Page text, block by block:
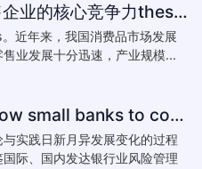
论如何提升我国本土零售企业的核心竞争力thesis:The theory of how to improve the core competitiveness of domestic retail e
近年来，我国消费品市场发展
业发展十分迅速，产业规模...
小型银行如何控制风险How small banks to control risk
实践日新月异发展变化的过程
际、国内发达银行业风险管理